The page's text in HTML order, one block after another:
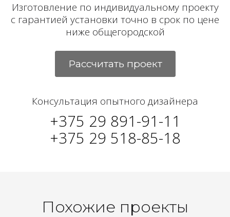
Изготовление по индивидуальному проекту
с гарантией установки точно в срок по цене
ниже общегородской
Рассчитать проект
Консультация опытного дизайнера
+375 29 891-91-11
+375 29 518-85-18
Похожие проекты